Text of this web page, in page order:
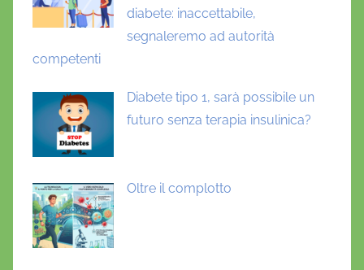
diabete: inaccettabile,
segnaleremo ad autorità
competenti
Diabete tipo 1, sarà possibile un
futuro senza terapia insulinica?
Oltre il complotto